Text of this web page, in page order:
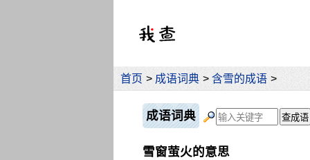
首页 > 成语词典 > 含雪的成语 >
成语词典
雪窗萤火的意思